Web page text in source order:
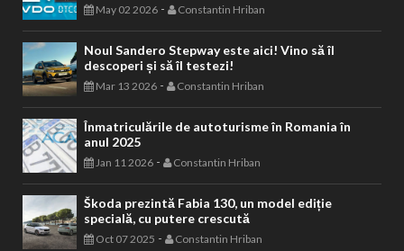
May 02 2026 - Constantin Hriban
Noul Sandero Stepway este aici! Vino să îl
descoperi și să îl testezi!
Mar 13 2026 - Constantin Hriban
Înmatriculările de autoturisme în Romania în
anul 2025
Jan 11 2026 - Constantin Hriban
Škoda prezintă Fabia 130, un model ediție
specială, cu putere crescută
Oct 07 2025 - Constantin Hriban